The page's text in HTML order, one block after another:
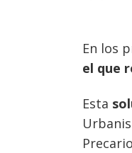
En los
el que
Esta